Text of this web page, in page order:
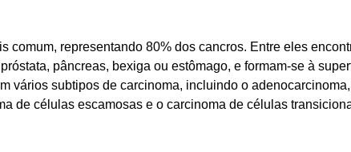
comum, representando 80% dos cancros. Entre eles
pâncreas, bexiga ou estômago, e formam-se à
vários subtipos de carcinoma, incluindo o
de células escamosas e o carcinoma de células